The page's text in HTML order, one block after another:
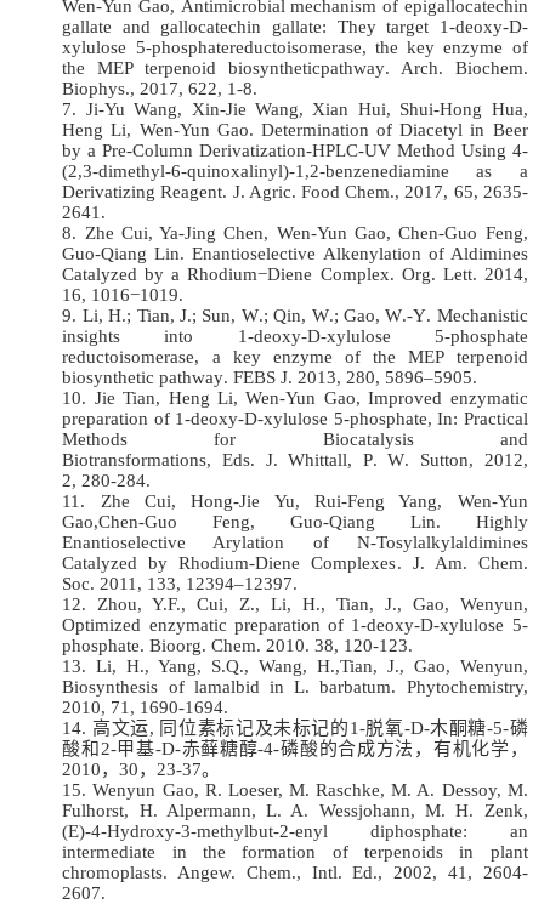
Wen-Yun Gao, Antimicrobial mechanism of epigallocatechin
gallate and
gallocatechin gallate: They target 1-deoxy-D-
xylulose 5-phosphatereductoisomerase, the key enzyme of
the MEP terpenoid biosyntheticpathway. Arch. Biochem.
Biophys., 2017, 622, 1-8.
7. Ji-Yu Wang, Xin-Jie Wang, Xian Hui, Shui-Hong Hua,
Heng Li, Wen-Yun Gao. Determination of Diacetyl in Beer
by a Pre-Column Derivatization-HPLC-UV Method Using 4-
(2,3-dimethyl-6-quinoxalinyl)-1,2-benzenediamine as a
Derivatizing Reagent. J. Agric. Food Chem., 2017, 65, 2635-
2641 .
8. Zhe Cui, Ya-Jing Chen, Wen-Yun Gao, Chen-Guo Feng,
Guo-Qiang Lin.Enantioselective Alkenylation of Aldimines
Catalyzed by a Rhodium−Diene Complex. Org. Lett. 2014,
16, 1016−1019.
9. Li, H.; Tian, J.; Sun, W.; Qin, W.; Gao, W.-Y. Mechanistic
insights into 1-deoxy-D-xylulose 5-phosphate
reductoisomerase, a key enzyme of the MEP terpenoid
biosynthetic pathway. FEBS J. 2013, 280, 5896–5905.
10. Jie Tian, Heng Li, Wen-Yun Gao,Improved enzymatic
preparation of 1-deoxy-D-xylulose 5-phosphate, In: Practical
Methods for Biocatalysis and
Biotransformations, Eds. J. Whittall, P. W. Sutton, 2012,
2, 280-284.
11. Zhe Cui, Hong-Jie Yu, Rui-Feng Yang, Wen-Yun
Gao,Chen-Guo Feng, Guo-Qiang Lin. Highly
Enantioselective Arylation of N-Tosylalkylaldimines
Catalyzed by Rhodium-Diene Complexes.
J. Am. Chem.
Soc. 2011, 133, 12394–12397.
12. Zhou, Y.F., Cui, Z., Li, H., Tian, J., Gao, Wenyun,
Optimized enzymatic preparation of 1-deoxy-D-xylulose 5-
phosphate.Bioorg. Chem. 2010. 38, 120-123.
13.Li, H., Yang, S.Q., Wang, H.,Tian, J., Gao, Wenyun,
Biosynthesis of lamalbid in L. barbatum.
Phytochemistry,
2010, 71, 1690-1694.
14. 高文运, 同位素标记及未标记的1-脱氧-D-木酮糖-5-磷
酸和 2-甲基-D-赤藓糖醇-4-磷酸的合成方法，有机化学，
2010，30， 23-37。
15.Wenyun Gao, R. Loeser, M. Raschke, M. A. Dessoy, M.
Fulhorst, H. Alpermann, L. A. Wessjohann, M. H. Zenk,
(E)-4-Hydroxy-3-methylbut-2-enyl diphosphate: an
intermediate in the formation of terpenoids in plant
chromoplasts. Angew. Chem., Intl. Ed., 2002, 41, 2604-
2607.